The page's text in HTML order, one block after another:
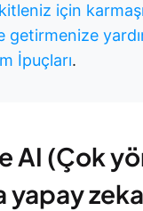
için
getirmenize
İpuçları.
AI (Çok